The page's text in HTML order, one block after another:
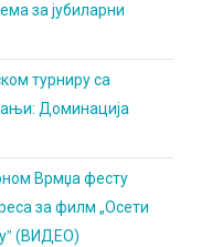
за јубиларни
турниру са
Доминација
Врмџа фесту
за филм „Осети
(ВИДЕО)